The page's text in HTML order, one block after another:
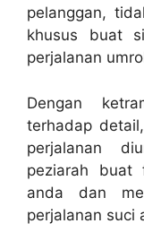
pelanggan,
khusus buat
perjalanan
Dengan
terhadap
perjalanan
peziarah buat
anda dan
perjalanan suci